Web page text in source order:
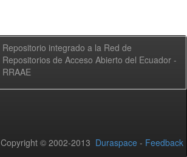
Repositorio integrado a la Red de
Repositorios de Acceso Abierto del Ecuador -
RRAAE
Copyright © 2002-2013 Duraspace - Feedback